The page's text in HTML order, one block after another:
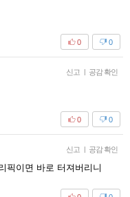
0
0
신고 공감 확인
0
0
신고 공감 확인
픽이면 바로 터져버리니